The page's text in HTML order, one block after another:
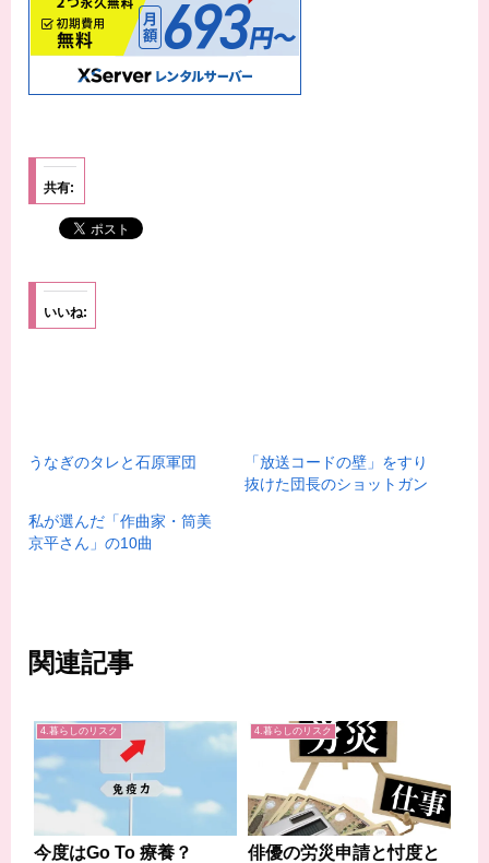
共有:
いいね:
うなぎのタレと石原軍団
「放送コードの壁」をすり
抜けた団長のショットガン
私が選んだ「作曲家・筒美
京平さん」の10曲
関連記事
4.暮らしのリスク
今度はGo To 療養？
4.暮らしのリスク
俳優の労災申請と忖度と